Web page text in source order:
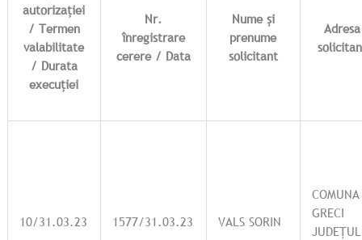
autorizației
/ Termen
valabilitate
/ Durata
execuției
Nr.
înregistrare
cerere / Data
Nume și
prenume
solicitant
Adresa
10/31.03.23 1577/31.03.23 VALS SORIN
COMUNA
GRECI
JUDEȚUL